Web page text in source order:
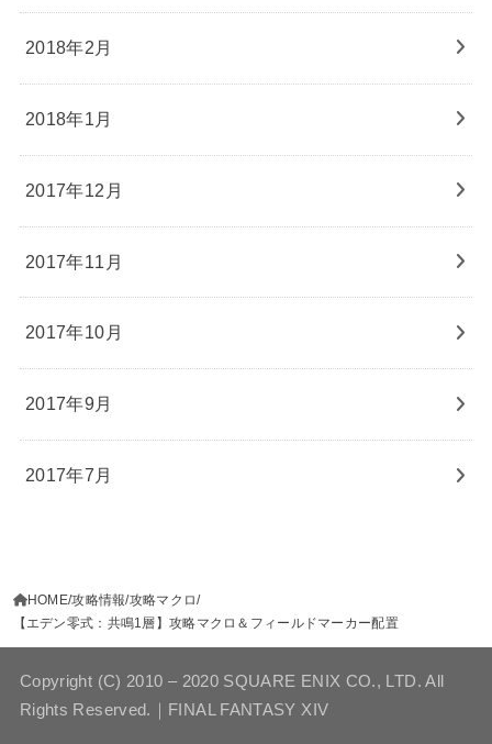
2018年2月
2018年1月
2017年12月
2017年11月
2017年10月
2017年9月
2017年7月
HOME 攻略情報 攻略マクロ
【エデン零式：共鳴1層】攻略マクロ＆フィールドマーカー配置
Copyright (C) 2010 – 2020 SQUARE ENIX CO., LTD. All
Rights Reserved.｜FINAL FANTASY XIV